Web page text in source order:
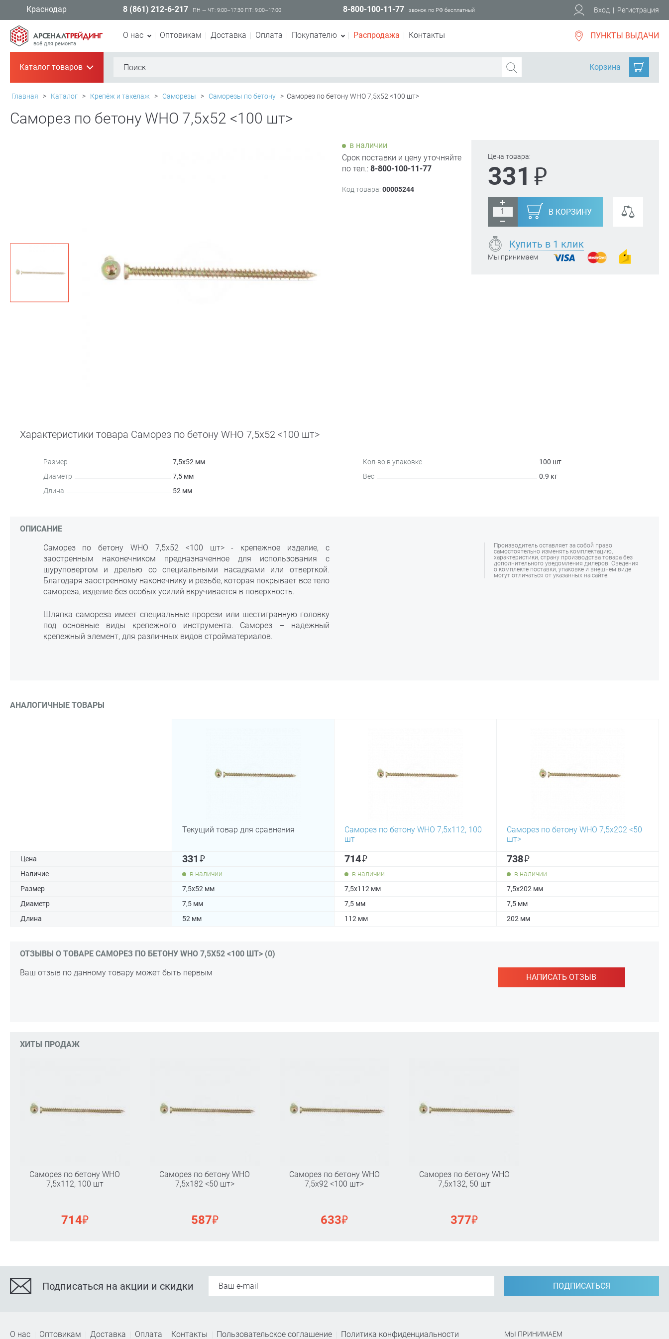
Краснодар 8 (861) 212-6-217 ПН — ЧТ: 9:00–17:30 ПТ: 9:00–17:00 8-800-100-11-77 звонок по РФ бесплатный Вход | Регистрация
всё для ремонта
О нас Оптовикам Доставка Оплата Покупателю Распродажа Контакты ПУНКТЫ ВЫДАЧИ
Каталог товаров+ Корзина
Главная > Каталог > Крепёж и такелаж > Саморезы > Саморезы по бетону > Саморез по бетону WHO 7,5х52 <100 шт>
Саморез по бетону WHO 7,5х52 <100 шт>
Цена товара:
331 ₽
В КОРЗИНУ
Купить в 1 клик
Мы принимаем
в наличии
Срок поставки и цену уточняйте
по тел.:8-800-100-11-77
Код товара: 00005244
Характеристики товара Саморез по бетону WHO 7,5х52 <100 шт>
Размер
7,5х52 мм
Диаметр
7,5 мм
Длина
52 мм
Кол-во в упаковке
100 шт
Вес
0.9 кг
ОПИСАНИЕ
Саморез по бетону WHO 7,5х52 <100 шт> - крепежное изделие, с
заостренным наконечником предназначенное для использования с
шуруповертом и дрелью со специальными насадками или отверткой.
Благодаря заостренному наконечнику и резьбе, которая покрывает все тело
самореза, изделие без особых усилий вкручивается в поверхность.
Шляпка самореза имеет специальные прорези или шестигранную головку
под основные виды крепежного инструмента. Саморез – надежный
крепежный элемент, для различных видов стройматериалов.
Производитель оставляет за собой право
самостоятельно изменять комплектацию,
характеристики, страну производства товара без
дополнительного уведомления дилеров. Сведения
о комплекте поставки, упаковке и внешнем виде
могут отличаться от указанных на сайте.
АНАЛОГИЧНЫЕ ТОВАРЫ
Текущий товар для сравнения
Саморез по бетону WHO 7,5х112, 100
шт
Саморез по бетону WHO 7,5х202 <50
шт>
Цена 331 ₽ 714₽ 738₽
Наличие в наличии в наличии
в наличии
Размер
7,5х52 мм 7,5х112 мм
7,5х202 мм
Диаметр
7,5 мм 7,5 мм
7,5 мм
Длина
52 мм 112 мм 202 мм
ОТЗЫВЫ О ТОВАРЕ САМОРЕЗ ПО БЕТОНУ WHO 7,5Х52 <100 ШТ> (0)
НАПИСАТЬ ОТЗЫВ
Ваш отзыв по данному товару может быть первым
ХИТЫ ПРОДАЖ
Саморез по бетону WHO
7,5х112, 100 шт
714₽
Саморез по бетону WHO
7,5х182 <50 шт>
587₽
Саморез по бетону WHO
7,5х92 <100 шт>
633₽
Саморез по бетону WHO
7,5х132, 50 шт
377₽
Подписаться на акции и скидки ПОДПИСАТЬСЯ
О нас Оптовикам Доставка Оплата Контакты Пользовательское соглашение Политика конфиденциальности МЫ ПРИНИМАЕМ